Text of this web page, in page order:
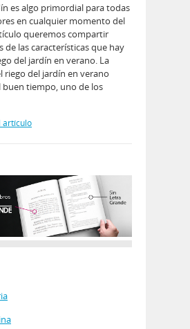
es algo primordial para todas
en cualquier momento del
queremos compartir
de las características que hay
del jardín en verano. La
riego del jardín en verano
buen tiempo, uno de los
artículo